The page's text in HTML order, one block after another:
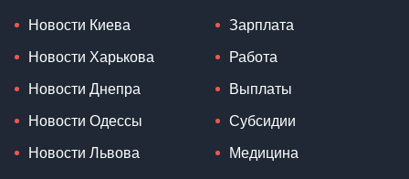
Новости Киева
Новости Харькова
Новости Днепра
Новости Одессы
Новости Львова
Зарплата
Работа
Выплаты
Субсидии
Медицина